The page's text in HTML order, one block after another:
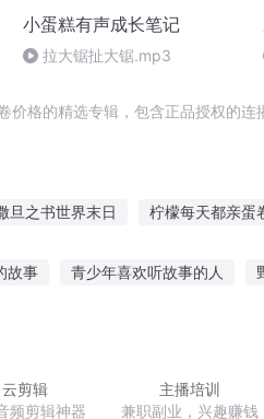
小蛋糕有声成长笔记
拉大锯扯大锯.mp3
价格的精选专辑，包含正品授权的
旦之书世界末日 柠檬每天都亲蛋
故事 青少年喜欢听故事的人
云剪辑
频剪辑神器
主播培训
兼职副业，兴趣赚钱